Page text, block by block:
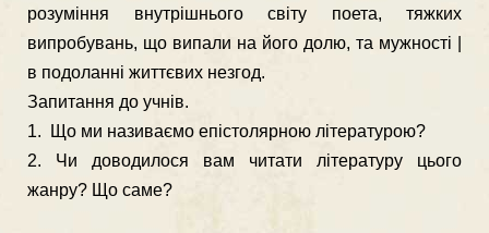
розуміння внутрішнього світу поета, тяжких
випробувань, що випали на його долю, та мужності |
в подоланні життєвих незгод.
Запитання до учнів.
1. Що ми називаємо епістолярною літературою?
2. Чи доводилося вам читати літературу цього
жанру? Що саме?